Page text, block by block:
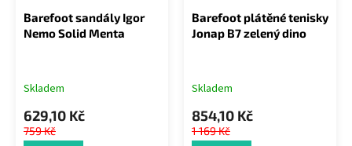
Barefoot sandály Igor
Nemo Solid Menta
Skladem
629,10 Kč
759 Kč
Barefoot plátěné tenisky
Jonap B7 zelený dino
Skladem
854,10 Kč
1 169 Kč